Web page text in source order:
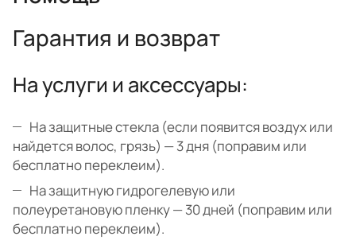
Гарантия и возврат
На услуги и аксессуары:
На защитные стекла (если появится воздух или
найдется волос, грязь) — 3 дня (поправим или
бесплатно переклеим).
На защитную гидрогелевую или
полеуретановую пленку — 30 дней (поправим или
бесплатно переклеим).